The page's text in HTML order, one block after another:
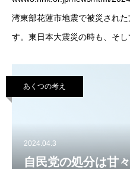
湾東部花蓮市地震で被災され
す。東日本大震災の時も、そ
あくつの考え
2024.04.3
自民党の処分は甘々